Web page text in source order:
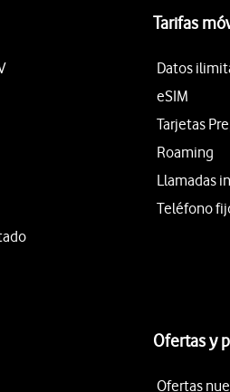
Tarifas
Datos
eSIM
Tarjetas
Roaming
Llamadas
Teléfono
Ofertas y
Ofertas